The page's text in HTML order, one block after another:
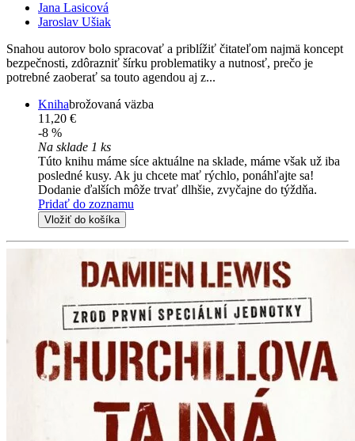
Jana Lasicová
Jaroslav Ušiak
Snahou autorov bolo spracovať a priblížiť čitateľom najmä koncept
bezpečnosti, zdôrazniť šírku problematiky a nutnosť, prečo je
potrebné zaoberať sa touto agendou aj z...
Knihabrožovaná väzba
11,20 €
-8 %
Na sklade 1 ks
Túto knihu máme síce aktuálne na sklade, máme však už iba
posledné kusy. Ak ju chcete mať rýchlo, ponáhľajte sa!
Dodanie ďalších môže trvať dlhšie, zvyčajne do týždňa.
Pridať do zoznamu
Vložiť do košíka